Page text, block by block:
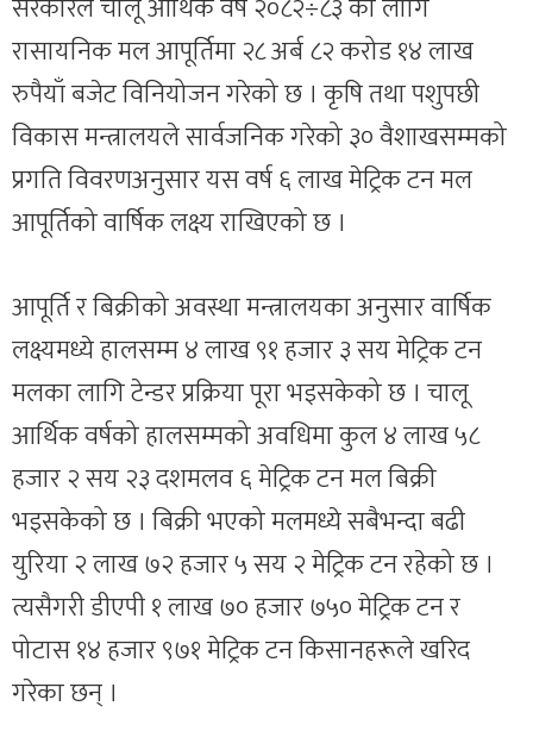
रासायनिक मल आपूर्तिमा २८ अर्ब ८२ करोड १४ लाख
रुपैयाँ बजेट विनियोजन गरेको छ । कृषि तथा पशुपछी
विकास मन्त्रालयले सार्वजनिक गरेको ३० वैशाखसम्मको
प्रगति विवरणअनुसार यस वर्ष ६ लाख मेट्रिक टन मल
आपूर्तिको वार्षिक लक्ष्य राखिएको छ ।
आपूर्ति र बिक्रीको अवस्था मन्त्रालयका अनुसार वार्षिक
लक्ष्यमध्ये हालसम्म ४ लाख ९१ हजार ३ सय मेट्रिक टन
मलका लागि टेन्डर प्रक्रिया पूरा भइसकेको छ । चालू
आर्थिक वर्षको हालसम्मको अवधिमा कुल ४ लाख ५८
हजार २ सय २३ दशमलव ६ मेट्रिक टन मल बिक्री
भइसकेको छ । बिक्री भएको मलमध्ये सबैभन्दा बढी
युरिया २ लाख ७२ हजार ५ सय २ मेट्रिक टन रहेको छ ।
त्यसैगरी डीएपी १ लाख ७० हजार ७५० मेट्रिक टन र
पोटास १४ हजार ९७१ मेट्रिक टन किसानहरूले खरिद
गरेका छन् ।